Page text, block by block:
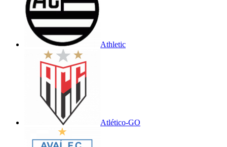
Athletic
Atlético-GO